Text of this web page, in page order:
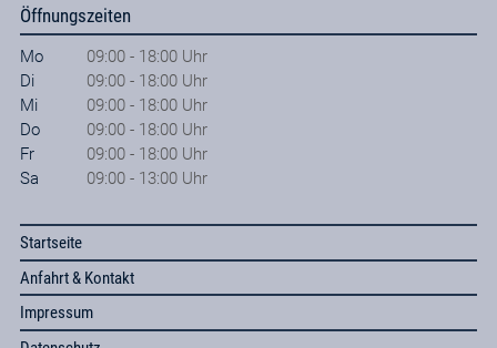
Öffnungszeiten
Mo
09:00 - 18:00 Uhr
Di
09:00 - 18:00 Uhr
Mi
09:00 - 18:00 Uhr
Do
09:00 - 18:00 Uhr
Fr
09:00 - 18:00 Uhr
Sa
09:00 - 13:00 Uhr
Startseite
Anfahrt & Kontakt
Impressum